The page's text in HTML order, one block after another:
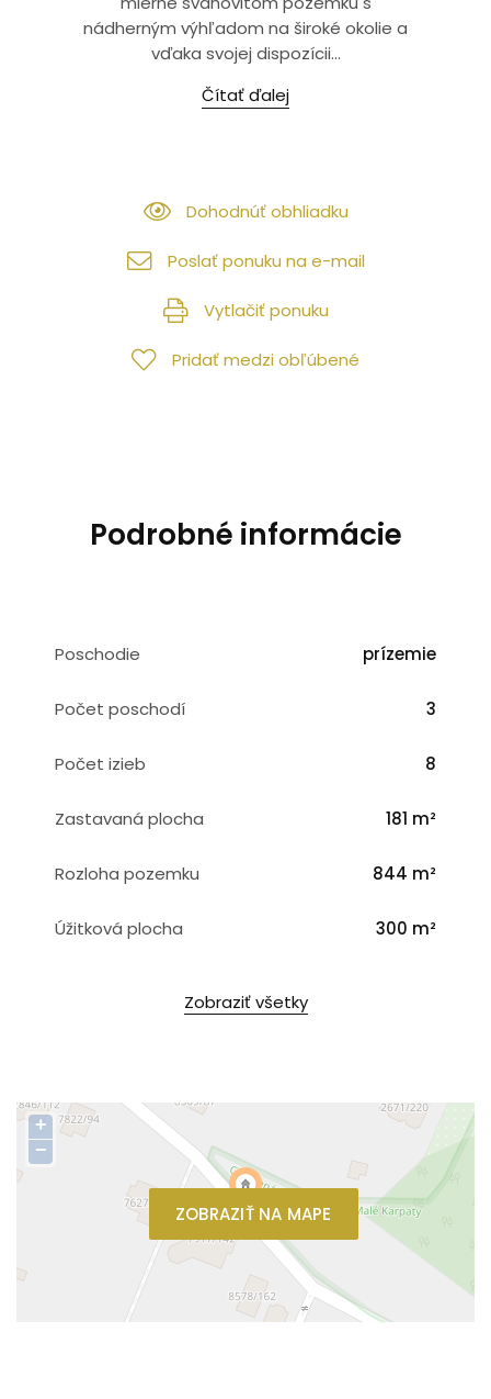
nádherným výhľadom na široké okolie a
vďaka svojej dispozícii...
Čítať ďalej
Dohodnúť obhliadku
Poslať ponuku na e-mail
Vytlačiť ponuku
Pridať medzi obľúbené
Podrobné informácie
Poschodie prízemie
Počet poschodí 3
Počet izieb 8
Zastavaná plocha 181 m²
Rozloha pozemku 844 m²
Úžitková plocha 300 m²
Zobraziť všetky
ZOBRAZIŤ NA MAPE
+
−